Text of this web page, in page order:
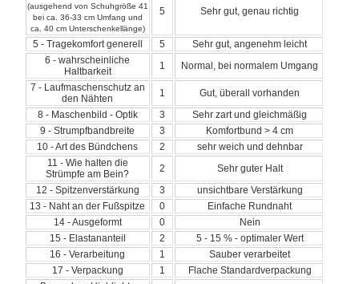
(ausgehend von Schuhgröße 41
bei ca. 36-33 cm Umfang und
ca. 40 cm Unterschenkellänge)
5 Sehr gut, genau richtig
5 - Tragekomfort generell 5
Sehr gut, angenehm leicht
6 - wahrscheinliche
Haltbarkeit
1
Normal, bei normalem Umgang
7 - Laufmaschenschutz an
den Nähten
1
Gut, überall vorhanden
8 - Maschenbild - Optik
3
Sehr zart und gleichmäßig
9 - Strumpfbandbreite
3
Komfortbund > 4 cm
10 - Art des Bündchens
2
sehr weich und dehnbar
11 - Wie halten die
Strümpfe am Bein?
2
Sehr guter Halt
12 - Spitzenverstärkung
3
unsichtbare Verstärkung
13 - Naht an der Fußspitze
0
Einfache Rundnaht
14 - Ausgeformt
0
Nein
15 - Elastananteil
2
5 - 15 % - optimaler Wert
16 - Verarbeitung
1
Sauber verarbeitet
17 - Verpackung
1
Flache Standardverpackung